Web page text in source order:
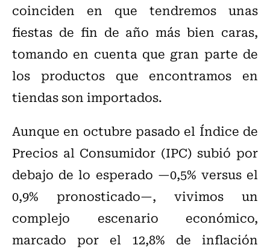
coinciden en que tendremos unas
fiestas de fin de año más bien caras,
tomando en cuenta que gran parte de
los productos que encontramos en
tiendas son importados.
Aunque en octubre pasado el Índice de
Precios al Consumidor (IPC) subió por
debajo de lo esperado —0,5% versus el
0,9% pronosticado—, vivimos un
complejo escenario económico,
marcado por el 12,8% de inflación